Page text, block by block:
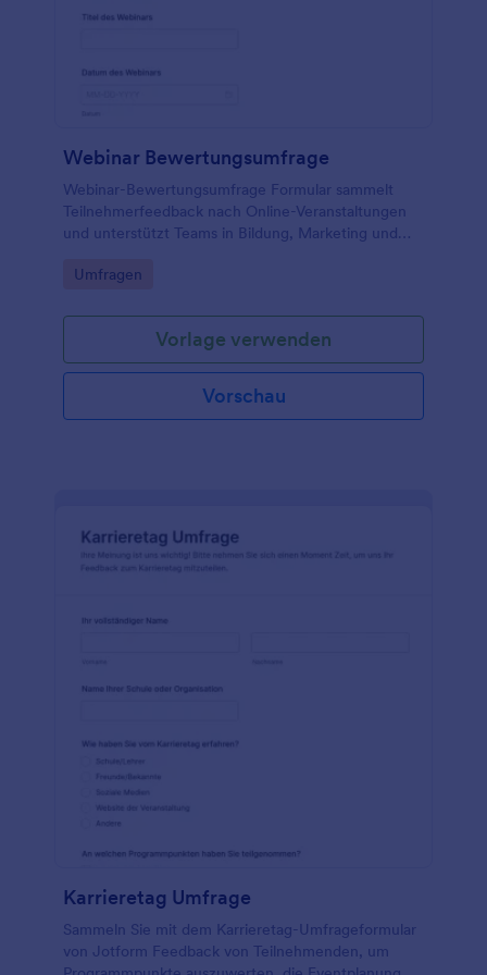
Webinar Bewertungsumfrage
Webinar-Bewertungsumfrage Formular sammelt
Teilnehmerfeedback nach Online-Veranstaltungen
und unterstützt Teams in Bildung, Marketing und
von Inhalten, Vortrag und Technik mit Jotform.
Go to Category:
Umfragen
Vorlage verwenden
Vorschau
Karrieretag Umfrage
Sammeln Sie mit dem Karrieretag-Umfrageformular
von Jotform Feedback von Teilnehmenden, um